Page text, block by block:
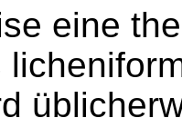
eine